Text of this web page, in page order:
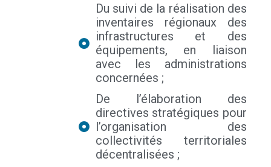
Du suivi de la réalisation des
inventaires régionaux des
infrastructures et des
équipements, en liaison
avec les administrations
concernées ;
De l’élaboration des
directives stratégiques pour
l’organisation des
collectivités territoriales
décentralisées ;